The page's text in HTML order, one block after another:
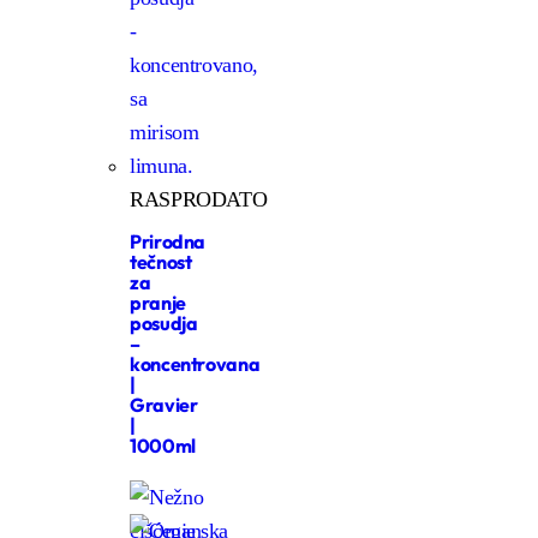
RASPRODATO
Prirodna
tečnost
za
pranje
posudja
–
koncentrovana
|
Gravier
|
1000ml